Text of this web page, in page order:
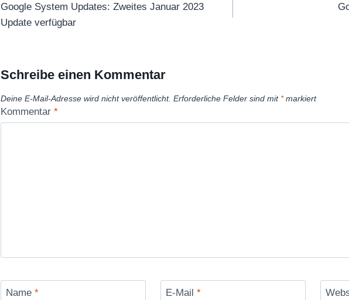
Google System Updates: Zweites Januar 2023
Update verfügbar
Schreibe einen Kommentar
Deine E-Mail-Adresse wird nicht veröffentlicht. Erforderliche Felder sind mit *markiert
Kommentar *
Name * E-Mail *